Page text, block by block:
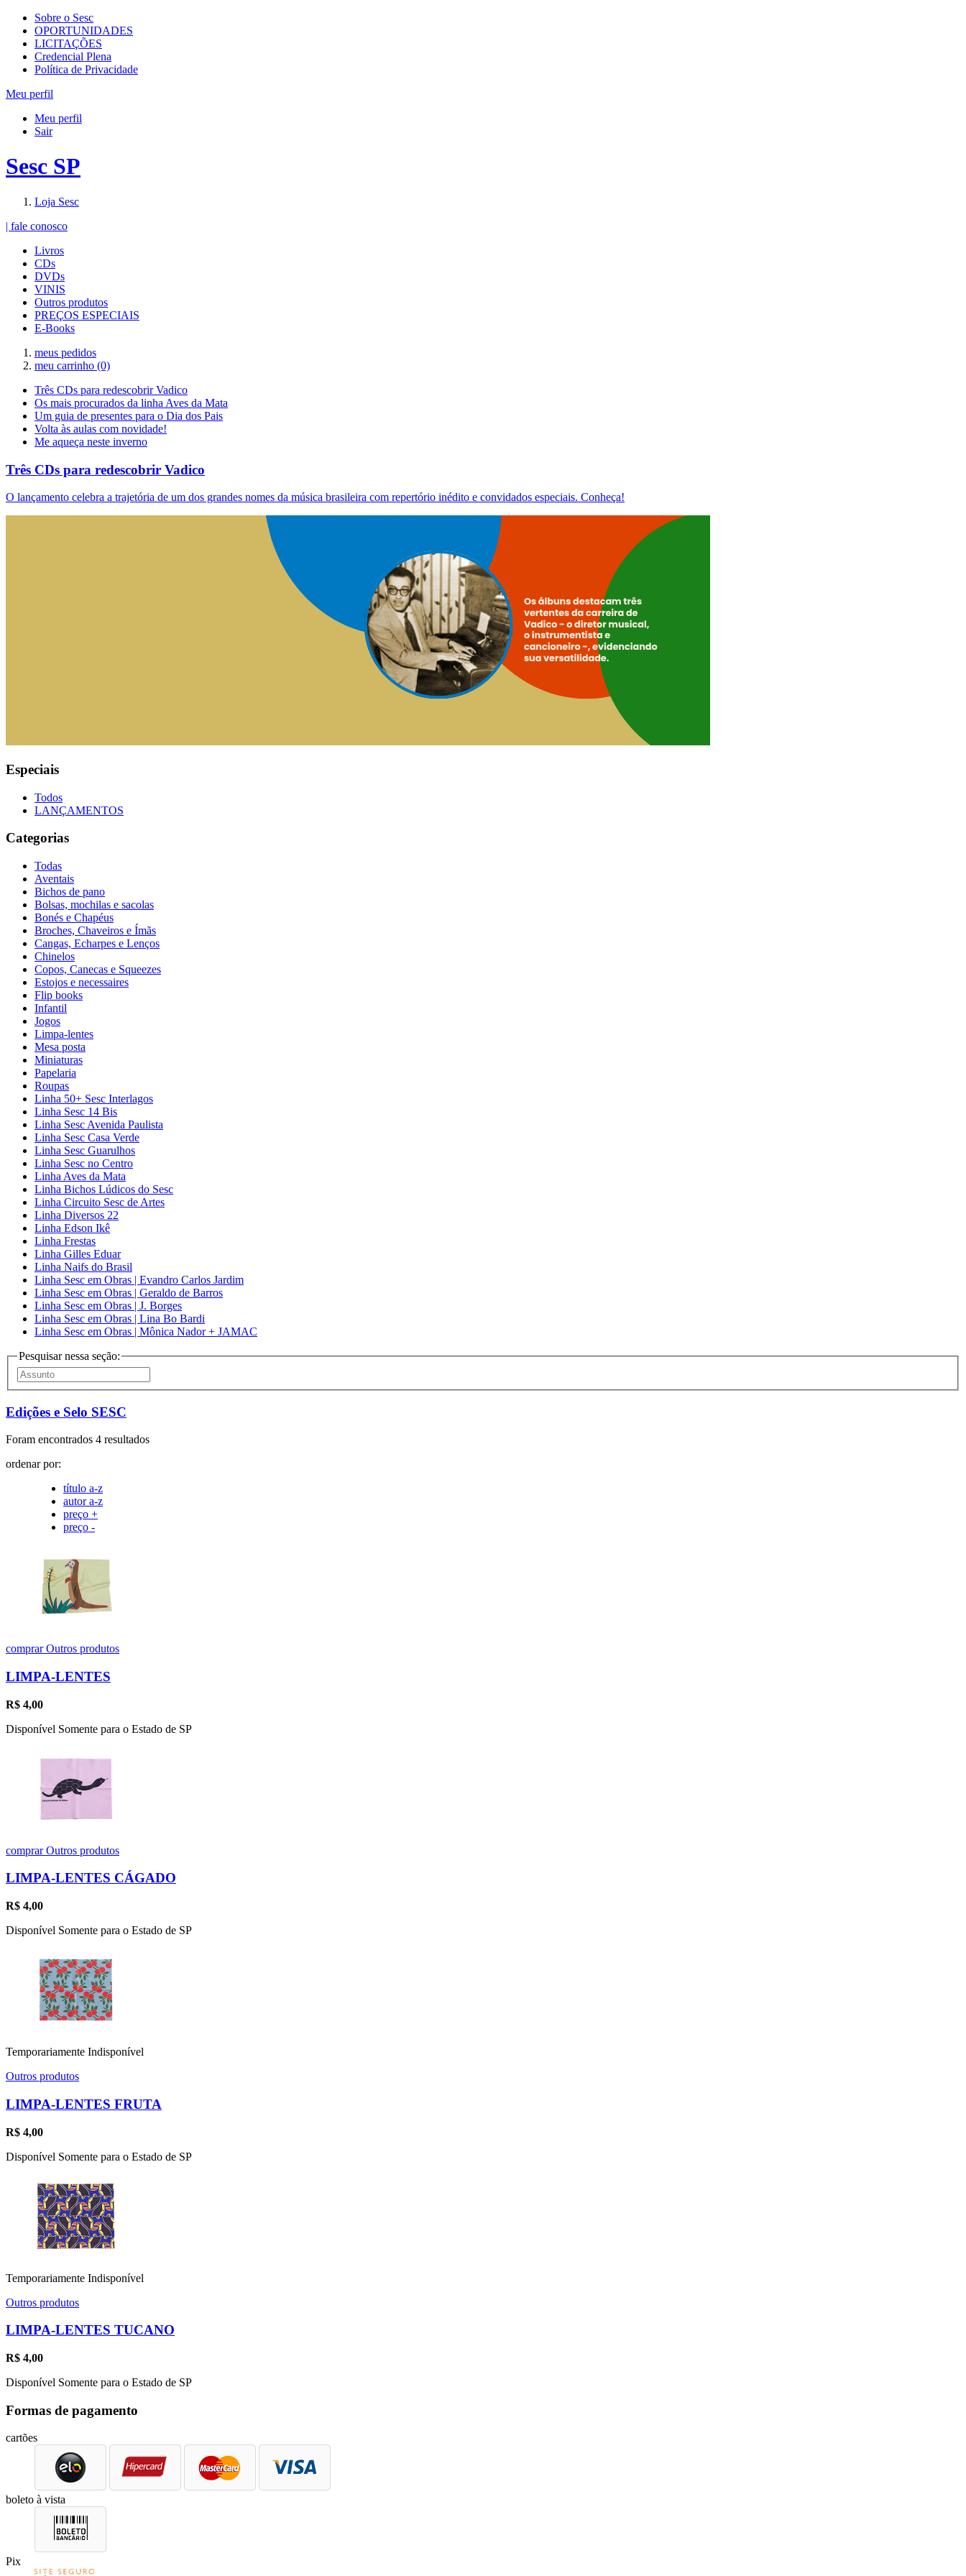
Sobre o Sesc
OPORTUNIDADES
LICITAÇÕES
Credencial Plena
Política de Privacidade
Meu perfil
Meu perfil
Sair
Sesc SP
Loja Sesc
| fale conosco
Livros
CDs
DVDs
VINIS
Outros produtos
PREÇOS ESPECIAIS
E-Books
meus pedidos
meu carrinho (0)
Três CDs para redescobrir Vadico
Os mais procurados da linha Aves da Mata
Um guia de presentes para o Dia dos Pais
Volta às aulas com novidade!
Me aqueça neste inverno
Três CDs para redescobrir Vadico
O lançamento celebra a trajetória de um dos grandes nomes da música brasileira com repertório inédito e convidados especiais. Conheça!
Especiais
Todos
LANÇAMENTOS
Categorias
Todas
Aventais
Bichos de pano
Bolsas, mochilas e sacolas
Bonés e Chapéus
Broches, Chaveiros e Ímãs
Cangas, Echarpes e Lenços
Chinelos
Copos, Canecas e Squeezes
Estojos e necessaires
Flip books
Infantil
Jogos
Limpa-lentes
Mesa posta
Miniaturas
Papelaria
Roupas
Linha 50+ Sesc Interlagos
Linha Sesc 14 Bis
Linha Sesc Avenida Paulista
Linha Sesc Casa Verde
Linha Sesc Guarulhos
Linha Sesc no Centro
Linha Aves da Mata
Linha Bichos Lúdicos do Sesc
Linha Circuito Sesc de Artes
Linha Diversos 22
Linha Edson Ikê
Linha Frestas
Linha Gilles Eduar
Linha Naifs do Brasil
Linha Sesc em Obras | Evandro Carlos Jardim
Linha Sesc em Obras | Geraldo de Barros
Linha Sesc em Obras | J. Borges
Linha Sesc em Obras | Lina Bo Bardi
Linha Sesc em Obras | Mônica Nador + JAMAC
Pesquisar nessa seção:
Edições e Selo SESC
Foram encontrados 4 resultados
ordenar por:
título a-z
autor a-z
preço +
preço -
comprarOutros produtos
LIMPA-LENTES
R$ 4,00
Disponível Somente para o Estado de SP
comprarOutros produtos
LIMPA-LENTES CÁGADO
R$ 4,00
Disponível Somente para o Estado de SP
Temporariamente Indisponível
Outros produtos
LIMPA-LENTES FRUTA
R$ 4,00
Disponível Somente para o Estado de SP
Temporariamente Indisponível
Outros produtos
LIMPA-LENTES TUCANO
R$ 4,00
Disponível Somente para o Estado de SP
Formas de pagamento
cartões
boleto à vista
Pix